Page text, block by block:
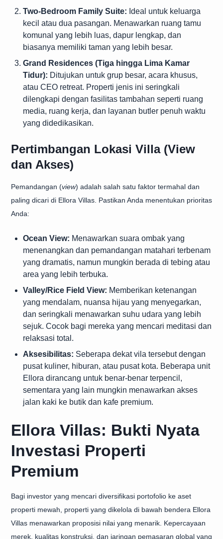
Two-Bedroom Family Suite: Ideal untuk keluarga
kecil atau dua pasangan. Menawarkan ruang tamu
komunal yang lebih luas, dapur lengkap, dan
biasanya memiliki taman yang lebih besar.
Grand Residences (Tiga hingga Lima Kamar
Tidur): Ditujukan untuk grup besar, acara khusus,
atau CEO retreat. Properti jenis ini seringkali
dilengkapi dengan fasilitas tambahan seperti ruang
media, ruang kerja, dan layanan butler penuh waktu
yang didedikasikan.
Pertimbangan Lokasi Villa (View
dan Akses)
Pemandangan (view) adalah salah satu faktor termahal dan
paling dicari di Ellora Villas. Pastikan Anda menentukan prioritas
Anda:
Ocean View: Menawarkan suara ombak yang
menenangkan dan pemandangan matahari terbenam
yang dramatis, namun mungkin berada di tebing atau
area yang lebih terbuka.
Valley/Rice Field View: Memberikan ketenangan
yang mendalam, nuansa hijau yang menyegarkan,
dan seringkali menawarkan suhu udara yang lebih
sejuk. Cocok bagi mereka yang mencari meditasi dan
relaksasi total.
Aksesibilitas: Seberapa dekat vila tersebut dengan
pusat kuliner, hiburan, atau pusat kota. Beberapa unit
Ellora dirancang untuk benar-benar terpencil,
sementara yang lain mungkin menawarkan akses
jalan kaki ke butik dan kafe premium.
Ellora Villas: Bukti Nyata
Investasi Properti
Premium
Bagi investor yang mencari diversifikasi portofolio ke aset
properti mewah, properti yang dikelola di bawah bendera Ellora
Villas menawarkan proposisi nilai yang menarik. Kepercayaan
merek, kualitas konstruksi, dan jaringan pemasaran global yang